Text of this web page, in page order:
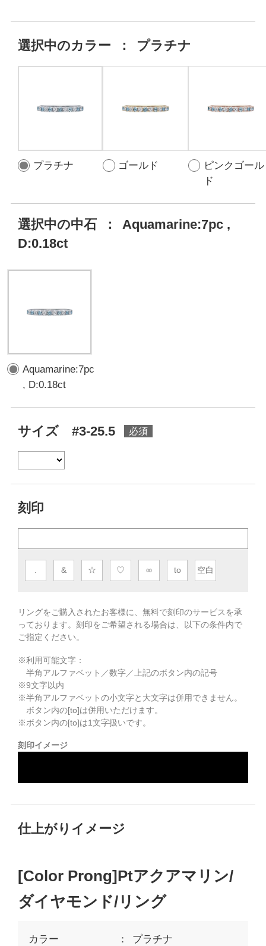
選択中のカラー ： プラチナ
プラチナ ゴールド
ピンクゴール
ド
選択中の中石 ：
Aquamarine:7pc ,
D:0.18ct
Aquamarine:7pc
, D:0.18ct
サイズ #3-25.5
刻印
. & ☆ ♡ ∞ to 空白
リングをご購入されたお客様に、無料で刻印のサービスを承
っております。 刻印をご希望される場合は、以下の条件内で
ご指定ください。
※利用可能文字：
半角アルファベット／数字／上記のボタン内の記号
※9文字以内
※半角アルファベットの小文字と大文字は併用できません。
ボタン内の[to]は併用いただけます。
※ボタン内の[to]は1文字扱いです。
刻印イメージ
仕上がりイメージ
[Color Prong]Ptアクアマリン/
ダイヤモンド/リング
カラー
プラチナ